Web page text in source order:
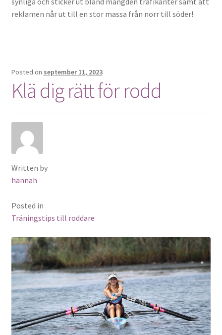
reklamen når ut till en stor massa från norr till söder!
Posted on september 11, 2023
Klä dig rätt för rodd
Written by
hannah
Posted in
Träningstips till roddare